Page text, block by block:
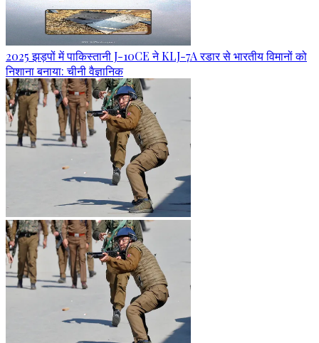
2025 झड़पों में पाकिस्तानी J-10CE ने KLJ-7A रडार से भारतीय विमानों को
निशाना बनाया: चीनी वैज्ञानिक